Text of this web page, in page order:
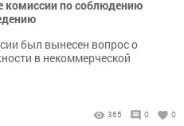
комиссии по соблюдению
был вынесен вопрос о
в некоммерческой
365 0 0